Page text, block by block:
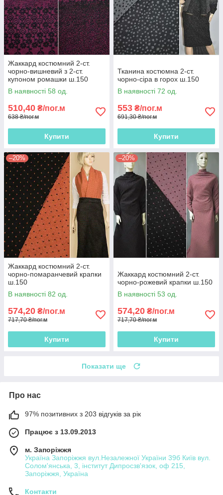
Жаккард костюмний 2-ст.
чорно-вишневий з 2-ст.
купоном ромашки ш.150
В наявності 58 од.
510,40 ₴/пог.м
638 ₴/пог.м
Купити
Тканина костюмна 2-ст.
чорно-сіра в горох ш.150
В наявності 72 од.
553 ₴/пог.м
691,30 ₴/пог.м
Купити
–20%
Жаккард костюмний 2-ст.
чорно-помаранчевий крапки
ш.150
В наявності 82 од.
574,20 ₴/пог.м
717,70 ₴/пог.м
Купити
–20%
Жаккард костюмний 2-ст.
чорно-рожевий крапки ш.150
В наявності 53 од.
574,20 ₴/пог.м
717,70 ₴/пог.м
Купити
Показати ще
Про нас
97% позитивних з 203 відгуків за рік
Працює з 13.09.2013
м. Запоріжжя
Україна Запоріжжя вул.Незалежної України 39б Київ вул.
Солом'янська, 3, інститут Дипросзв'язок, оф 215,
Запоріжжя, Україна
Контакти